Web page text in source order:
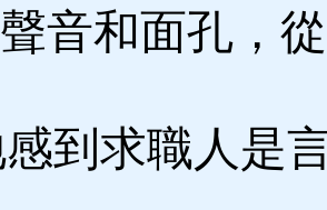
音和面孔，
到求職人是